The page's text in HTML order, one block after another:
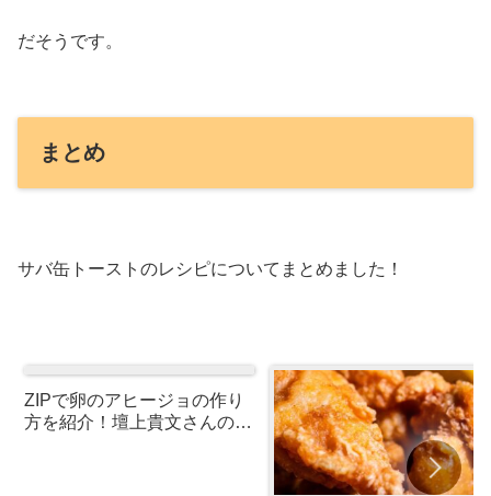
だそうです。
まとめ
サバ缶トーストのレシピについてまとめました！
ZIPで卵のアヒージョの作り
方を紹介！壇上貴文さんのレ